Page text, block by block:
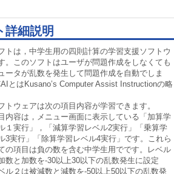
詳細説明
トは，中学生用の四則計算の学習支援ソフトウ
。このソフトはユーザが問題作成をしなくても
ータが乱数を発生して問題作成を自動でしま
とはKusano’s Computer Assist Instructionの略
トウェアは次の項目内容が学習できます。
内容は，メニュー画面に表示している「加算学
１実行」，「減算学習レベル2実行」「乗算学
3実行」「除算学習レベル4実行」です。これら
の項目は負の数を含む中学生用でです。レベル
数と加数を-30以上30以下の乱数発生に設定
ル２は被減数と減数を-50以上50以下の乱数発